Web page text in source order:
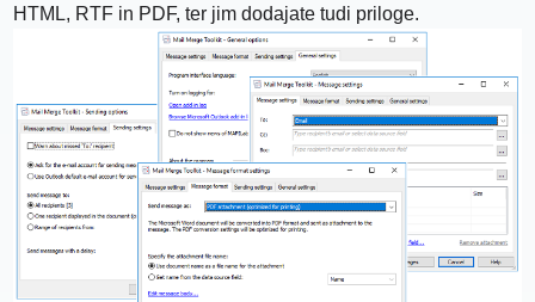
HTML, RTF in PDF, ter jim dodajate tudi priloge.